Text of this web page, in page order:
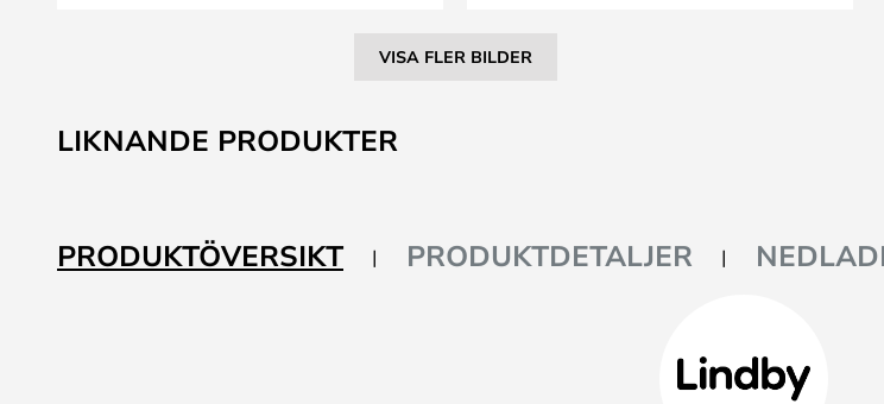
VISA FLER BILDER
till
början
LIKNANDE PRODUKTER
PRODUKTÖVERSIKT PRODUKTDETALJER